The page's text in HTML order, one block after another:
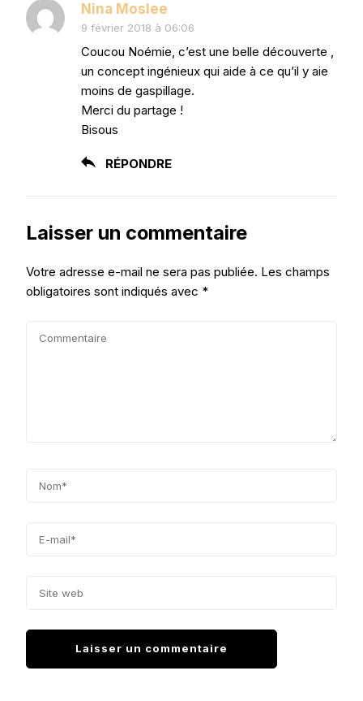
Nina Moslee
9 février 2018 à 06:06
Coucou Noémie, c’est une belle découverte ,
un concept ingénieux qui aide à ce qu’il y aie
moins de gaspillage.
Merci du partage !
Bisous
RÉPONDRE
Laisser un commentaire
Votre adresse e-mail ne sera pas publiée. Les champs
obligatoires sont indiqués avec *